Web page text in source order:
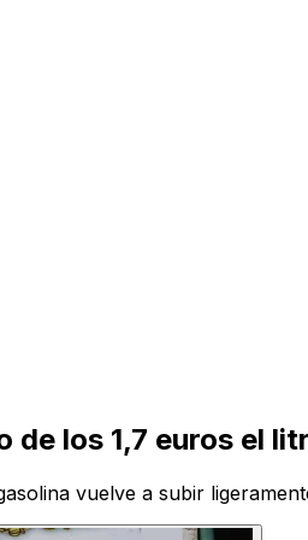
de los 1,7 euros el
vuelve a subir